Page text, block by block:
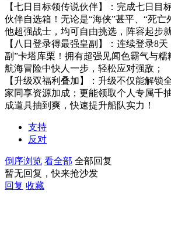
【七日目标领传说伙伴】：完成七日目
伙伴自选箱！无论是“海侠”甚平、“死亡
他超强战士，均可自由挑选，阵容起步
【八日登录得最强皇副】：连续登录8
副”卡塔库栗！拥有超强见闻色霸气与糯
航海冒险中快人一步，轻松应对强敌；
【升级双福利叠加】：升级不仅能解锁
家同享资源加成；更能领取个人专属千
成道具抽到爽，快速提升船队实力！
支持
反对
倒序浏览 看全部 全部回复
暂无回复，快来抢沙发
回复 收藏